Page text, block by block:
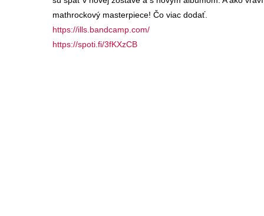
mathrockový masterpiece! Čo viac dodať.
https://ills.bandcamp.com/
https://spoti.fi/3fKXzCB